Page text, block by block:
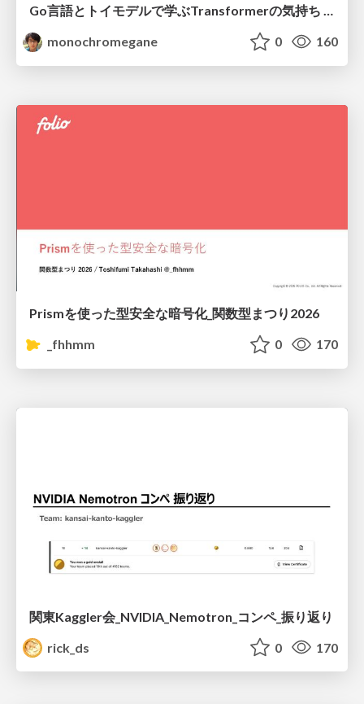
monochromegane
0 160
Prismを使った型安全な暗号化_関数型まつり2026
_fhhmm
0 170
関東Kaggler会_NVIDIA_Nemotron_コンペ_振り返り
rick_ds
0 170